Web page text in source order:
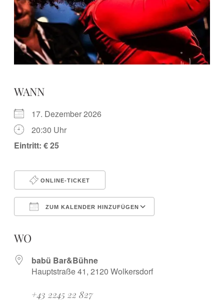
WANN
17. Dezember 2026
20:30 Uhr
Eintritt: € 25
ONLINE-TICKET
ZUM KALENDER HINZUFÜGEN
WO
babü Bar&Bühne
Hauptstraße 41, 2120 Wolkersdorf
+43 2245 22 827